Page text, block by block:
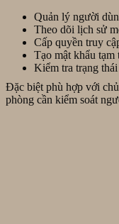
Quản lý người
Theo dõi lịch sử
Cấp quyền truy
Tạo mật khẩu tạm
Kiểm tra trạng
Đặc biệt phù hợp với
phòng cần kiểm soát